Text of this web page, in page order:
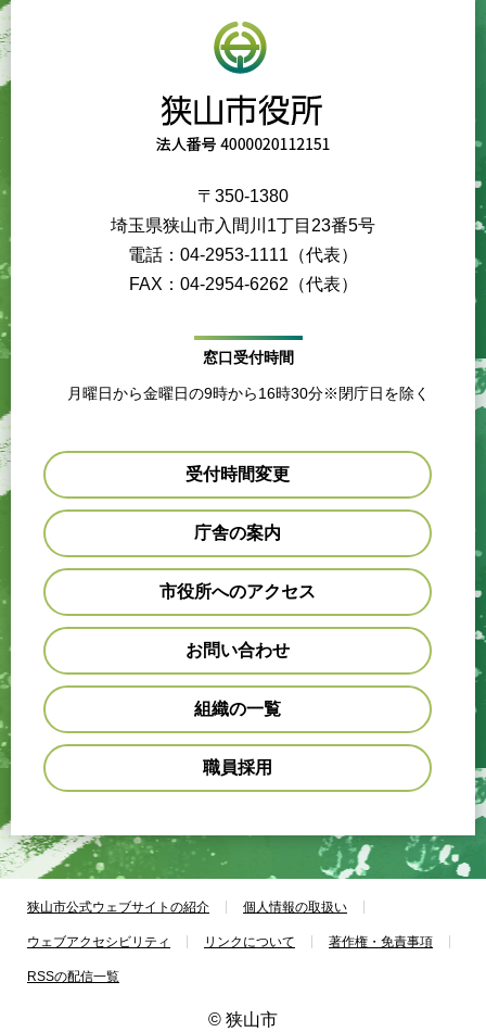
〒350-1380
埼玉県狭山市入間川1丁目23番5号
電話：04-2953-1111（代表）
FAX：04-2954-6262（代表）
窓口受付時間
月曜日から金曜日の9時から16時30分※閉庁日を除く
受付時間変更
庁舎の案内
市役所へのアクセス
お問い合わせ
組織の一覧
職員採用
狭山市公式ウェブサイトの紹介 個人情報の取扱い
ウェブアクセシビリティ リンクについて 著作権・免責事項
RSSの配信一覧
© 狭山市